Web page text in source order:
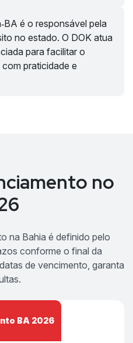
é o responsável pela
no estado. O DOK atua
para facilitar o
praticidade e
no
na Bahia é definido pelo
conforme o final da
de vencimento, garanta
BA 2026